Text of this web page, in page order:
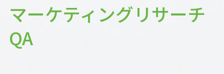
マーケティングリサーチ
QA